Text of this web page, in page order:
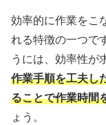
効率的に作業をこ
れる特徴の一つで
うには、効率性が
作業手順を工夫し
ることで作業時間
ょう。